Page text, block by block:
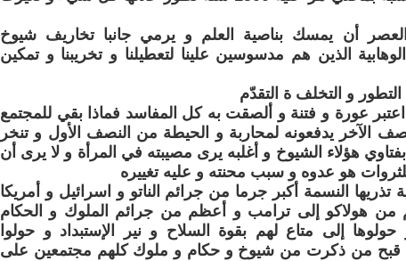
أن يمسك بناصية العلم و يرمي جانبا تخاريف شيوخ
الذين هم مدسوسين علينا لتعطيلنا و تخريبنا و تمكين
و التخلف ة التقدّم
عورة و فتنة و ألصقت به كل المفاسد فماذا بقي للمجتمع
الآخر يدفعونه لمحاربة و الحيطة من النصف الأول و تنخر
هؤلاء الشيوخ و أغلبه يرى مصيبته في المرأة و لا يرى أن
هو عدوه و سبب محنته و عليه تغييره
النسمة أكبر جرما من جرائم الناتو و اسرائيل و أمريكا
من هولاكو إلى ترامب و أعظم من جرائم الملوك و الحكام
حولوها إلى متاع لهم بقوة السلاح و نير الإستبداد و حولوا
قبح من ذكرت من شيوخ و حكام و ملوك كلهم مجتمعين على